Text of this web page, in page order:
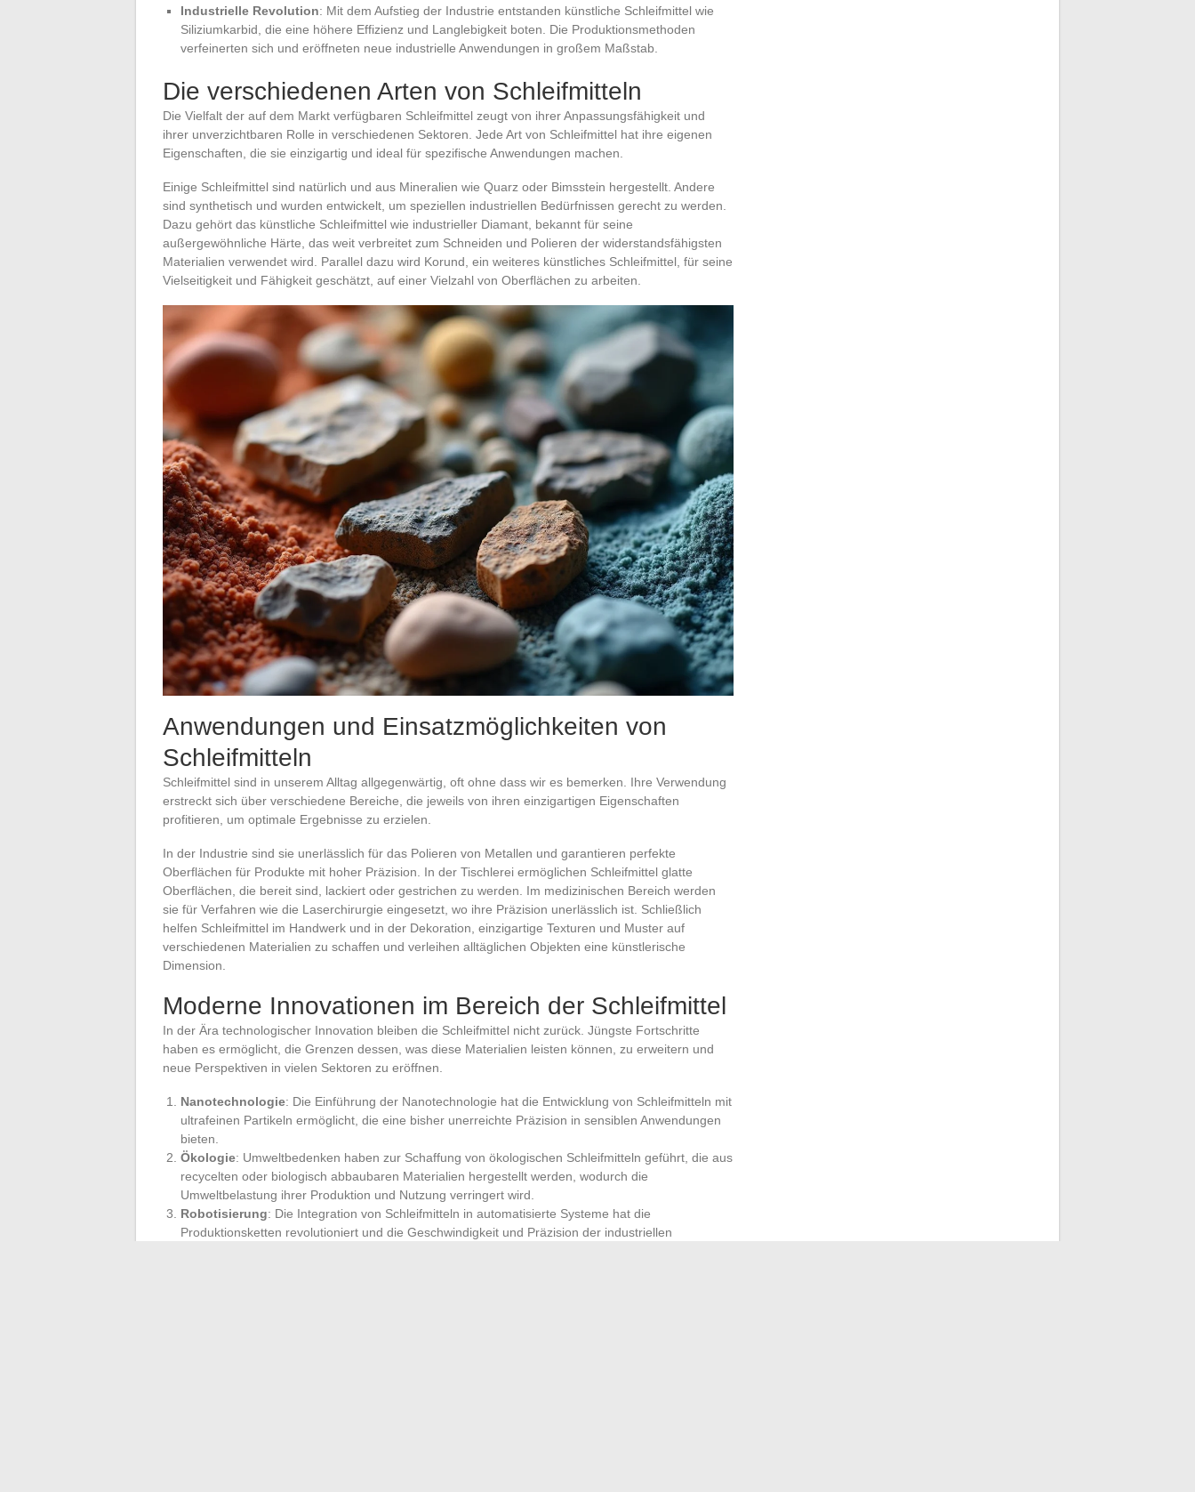
Industrielle Revolution: Mit dem Aufstieg der Industrie entstanden künstliche Schleifmittel wie
Siliziumkarbid, die eine höhere Effizienz und Langlebigkeit boten. Die Produktionsmethoden
verfeinerten sich und eröffneten neue industrielle Anwendungen in großem Maßstab.
Die verschiedenen Arten von Schleifmitteln
Die Vielfalt der auf dem Markt verfügbaren Schleifmittel zeugt von ihrer Anpassungsfähigkeit und
ihrer unverzichtbaren Rolle in verschiedenen Sektoren. Jede Art von Schleifmittel hat ihre eigenen
Eigenschaften, die sie einzigartig und ideal für spezifische Anwendungen machen.
Einige Schleifmittel sind natürlich und aus Mineralien wie Quarz oder Bimsstein hergestellt. Andere
sind synthetisch und wurden entwickelt, um speziellen industriellen Bedürfnissen gerecht zu werden.
Dazu gehört das künstliche Schleifmittel wie industrieller Diamant, bekannt für seine
außergewöhnliche Härte, das weit verbreitet zum Schneiden und Polieren der widerstandsfähigsten
Materialien verwendet wird. Parallel dazu wird Korund, ein weiteres künstliches Schleifmittel, für seine
Vielseitigkeit und Fähigkeit geschätzt, auf einer Vielzahl von Oberflächen zu arbeiten.
Anwendungen und Einsatzmöglichkeiten von
Schleifmitteln
Schleifmittel sind in unserem Alltag allgegenwärtig, oft ohne dass wir es bemerken. Ihre Verwendung
erstreckt sich über verschiedene Bereiche, die jeweils von ihren einzigartigen Eigenschaften
profitieren, um optimale Ergebnisse zu erzielen.
In der Industrie sind sie unerlässlich für das Polieren von Metallen und garantieren perfekte
Oberflächen für Produkte mit hoher Präzision. In der Tischlerei ermöglichen Schleifmittel glatte
Oberflächen, die bereit sind, lackiert oder gestrichen zu werden. Im medizinischen Bereich werden
sie für Verfahren wie die Laserchirurgie eingesetzt, wo ihre Präzision unerlässlich ist. Schließlich
helfen Schleifmittel im Handwerk und in der Dekoration, einzigartige Texturen und Muster auf
verschiedenen Materialien zu schaffen und verleihen alltäglichen Objekten eine künstlerische
Dimension.
Moderne Innovationen im Bereich der Schleifmittel
In der Ära technologischer Innovation bleiben die Schleifmittel nicht zurück. Jüngste Fortschritte
haben es ermöglicht, die Grenzen dessen, was diese Materialien leisten können, zu erweitern und
neue Perspektiven in vielen Sektoren zu eröffnen.
Nanotechnologie: Die Einführung der Nanotechnologie hat die Entwicklung von Schleifmitteln mit
ultrafeinen Partikeln ermöglicht, die eine bisher unerreichte Präzision in sensiblen Anwendungen
bieten.
Ökologie: Umweltbedenken haben zur Schaffung von ökologischen Schleifmitteln geführt, die aus
recycelten oder biologisch abbaubaren Materialien hergestellt werden, wodurch die
Umweltbelastung ihrer Produktion und Nutzung verringert wird.
Robotisierung: Die Integration von Schleifmitteln in automatisierte Systeme hat die
Produktionsketten revolutioniert und die Geschwindigkeit und Präzision der industriellen